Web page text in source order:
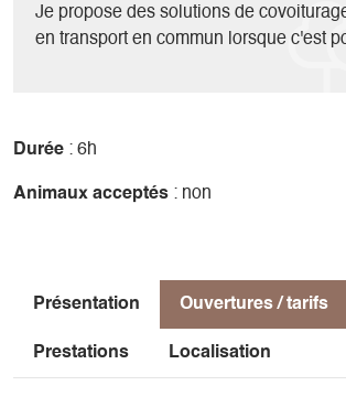
On ne cherche pas à arriver. On est là,
à ce que la nature nous dit — et à ce
Je propose des solutions de
en transport en commun lorsque c'est
Durée : 6h
Animaux acceptés : non
Présentation Ouvertures / tarifs
Prestations Localisation